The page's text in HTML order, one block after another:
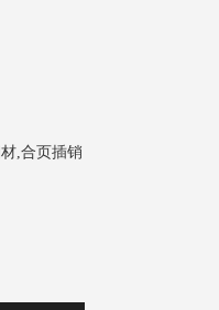
,合页插销